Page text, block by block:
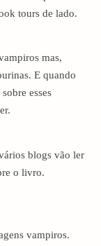
tours de lado.
mas,
E quando
esses
blogs vão ler
o livro.
vampiros.